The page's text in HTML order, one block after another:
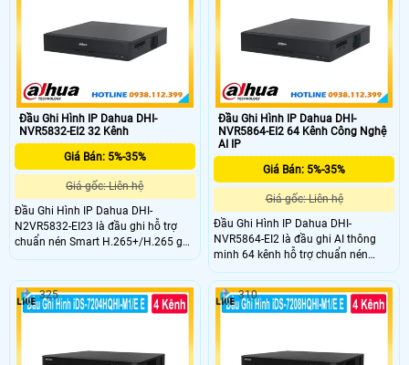
khuôn mặt nhận diện biển số xe và
phân tích hành vi.
Đầu Ghi Hình IP Dahua DHI-
NVR5832-EI2 32 Kênh
Giá Bán: 5%-35%
Giá gốc: Liên hệ
Đầu Ghi Hình IP Dahua DHI-
N2VR5832-EI23 là đầu ghi hỗ trợ
chuẩn nén Smart H.265+/H.265 ghi
hình độ phân giải lên đến 32MP và
dung lượng tối đa mỗi ổ 20TB tích
hợp công nghệ AI như nhận diện
Đầu Ghi Hình IP Dahua DHI-
NVR5864-EI2 64 Kênh Công Nghệ
AI IP
Giá Bán: 5%-35%
Giá gốc: Liên hệ
Đầu Ghi Hình IP Dahua DHI-
NVR5864-EI2 là đầu ghi AI thông
minh 64 kênh hỗ trợ chuẩn nén
Smart H.265+/H.265 ghi hình độ
phân giải lên đến 32MP và xuất
hình 8K HDMI. Thiết bị hỗ trợ 8 ổ
cứng mỗi ổ tối đa 20 TB tích hợp
báo động đầu vào và 8 cổng báo
325 310